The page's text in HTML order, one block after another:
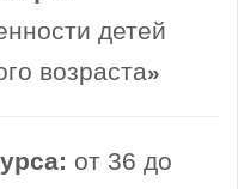
детей
возраста»
от 36 до